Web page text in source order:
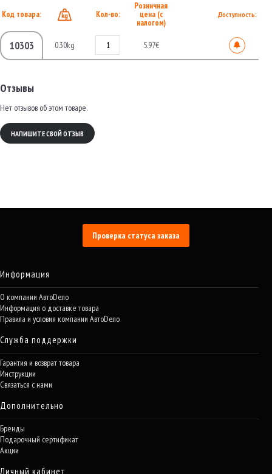
Код товара: Кол-во:
Розничная
цена (с
налогом)
Доступность:
10303 0.30kg 5.97€
Отзывы
Нет отзывов об этом товаре.
НАПИШИТЕ СВОЙ ОТЗЫВ
Проверка статуса заказа
Информация
О компании АвтоDело
Информация о доставке товара
Правила и условия компании АвтоDело
Служба поддержки
Гарантия и возврат товара
Инструкции
Связаться с нами
Дополнительно
Бренды
Подарочный сертификат
Акции
Личный кабинет